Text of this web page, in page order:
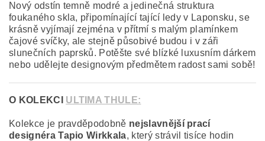
Nový odstín temně modré a jedinečná struktura
foukaného skla, připomínající tající ledy v Laponsku, se
krásně vyjímají zejména v přítmí s malým plamínkem
čajové svíčky, ale stejně působivé budou i v záři
slunečních paprsků. Potěšte své blízké luxusním dárkem
nebo udělejte designovým předmětem radost sami sobě!
O KOLEKCI ULTIMA THULE:
Kolekce je pravděpodobně nejslavnější prací
designéra Tapio Wirkkala, který strávil tisíce hodin